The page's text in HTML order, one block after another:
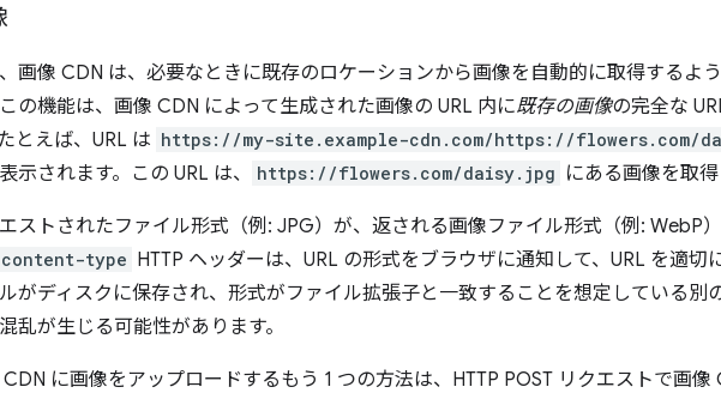
画像 CDN は、必要なときに既存のロケーションから画像を自動的に取得するよ
の機能は、画像 CDN によって生成された画像の URL 内に既存の画像の完全な
とえば、URL は https://my-site.example-cdn.com/https://flowers.com/
示されます。この URL は、
https://flowers.com/daisy.jpg にある画像を取得
ストされたファイル形式（例: JPG）が、返される画像ファイル形式（例: WebP
content-type HTTP ヘッダーは、URL の形式をブラウザに通知して、URL を適切
がディスクに保存され、形式がファイル拡張子と一致することを想定している別
乱が生じる可能性があります。
に画像をアップロードするもう 1 つの方法は、HTTP POST リクエストで画像